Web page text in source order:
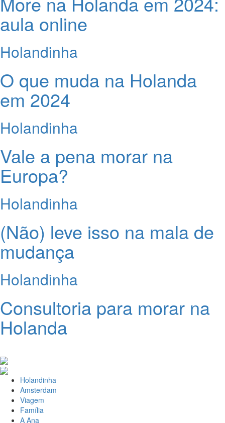
aula online
Holandinha
O que muda na Holanda
em 2024
Holandinha
Vale a pena morar na
Europa?
Holandinha
(Não) leve isso na mala de
mudança
Holandinha
Consultoria para morar na
Holanda
Holandinha
Amsterdam
Viagem
Família
A Ana